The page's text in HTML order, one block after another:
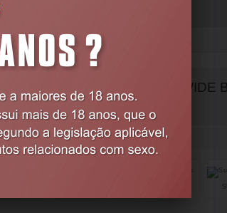
e Aumentadores Pénis
BATHMATE HYDROMAX 7 WIDE